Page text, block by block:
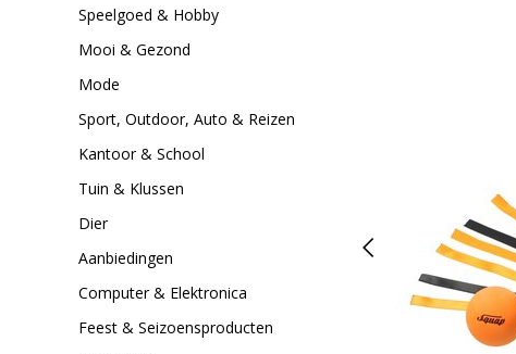
Speelgoed & Hobby
Mooi & Gezond
Mode
Sport, Outdoor, Auto & Reizen
Kantoor & School
Tuin & Klussen
Dier
Aanbiedingen
Computer & Elektronica
Feest & Seizoensproducten